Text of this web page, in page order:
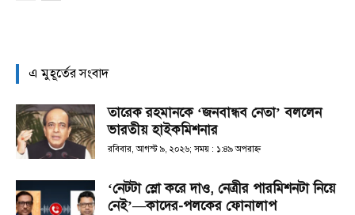
এ মুহূর্তের সংবাদ
তারেক রহমানকে ‘জনবান্ধব নেতা’ বললেন
ভারতীয় হাইকমিশনার
রবিবার, আগস্ট ৯, ২০২৬; সময় : ১:৪৯ অপরাহ্ণ
‘নেটটা স্লো করে দাও, নেত্রীর পারমিশনটা নিয়ে
নেই’—কাদের-পলকের ফোনালাপ